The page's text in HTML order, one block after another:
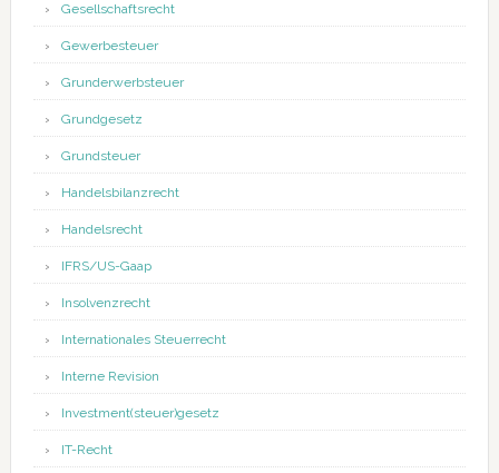
Gesellschaftsrecht
Gewerbesteuer
Grunderwerbsteuer
Grundgesetz
Grundsteuer
Handelsbilanzrecht
Handelsrecht
IFRS/US-Gaap
Insolvenzrecht
Internationales Steuerrecht
Interne Revision
Investment(steuer)gesetz
IT-Recht